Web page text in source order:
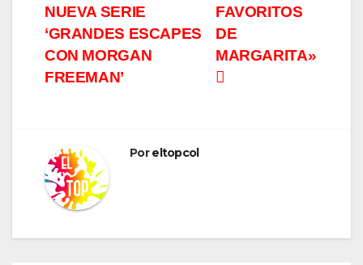
FAVORITOS
DE
MARGARITA»
NUEVA SERIE
‘GRANDES ESCAPES
CON MORGAN
FREEMAN’
Poreltopcol